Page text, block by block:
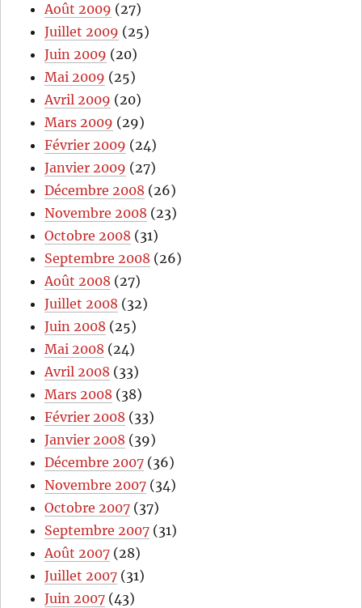
Août 2009 (27)
Juillet 2009 (25)
Juin 2009 (20)
Mai 2009 (25)
Avril 2009 (20)
Mars 2009 (29)
Février 2009 (24)
Janvier 2009 (27)
Décembre 2008 (26)
Novembre 2008 (23)
Octobre 2008 (31)
Septembre 2008 (26)
Août 2008 (27)
Juillet 2008 (32)
Juin 2008 (25)
Mai 2008 (24)
Avril 2008 (33)
Mars 2008 (38)
Février 2008 (33)
Janvier 2008 (39)
Décembre 2007 (36)
Novembre 2007 (34)
Octobre 2007 (37)
Septembre 2007 (31)
Août 2007 (28)
Juillet 2007 (31)
Juin 2007 (43)